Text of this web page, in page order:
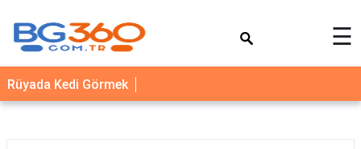
YEMEK
TARİFLERİ
☰
Rüyada Kedi Görmek